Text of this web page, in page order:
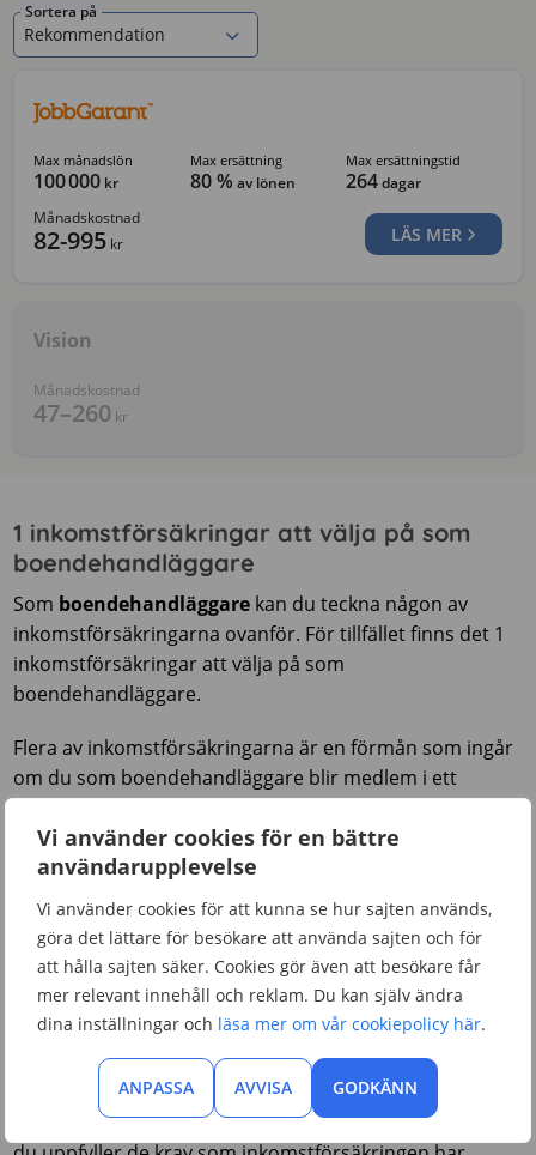
Vi använder cookies för en bättre
användarupplevelse
Vi använder cookies för att kunna se hur sajten används,
göra det lättare för besökare att använda sajten och för
att hålla sajten säker. Cookies gör även att besökare får
mer relevant innehåll och reklam. Du kan själv ändra
dina inställningar och läsa mer om vår cookiepolicy här.
ANPASSA AVVISA GODKÄNN
Sortera på
Rekommendation
Max månadslön
100 000 kr
Max ersättning
80 % av lönen
Max ersättningstid
264dagar
Månadskostnad
82-995 kr LÄS MER
Vision
Månadskostnad
47–260 kr
1 inkomstförsäkringar att välja på som
boendehandläggare
Som boendehandläggare kan du teckna någon av
inkomstförsäkringarna ovanför. För tillfället finns det 1
inkomstförsäkringar att välja på som
boendehandläggare.
Flera av inkomstförsäkringarna är en förmån som ingår
om du som boendehandläggare blir medlem i ett
inkomstförsäkringen ingår även fler förmåner för dig
som boendehandläggare som inte ingår i fristående
inkomstförsäkringar.
Så väljer du rätt inkomstförsäkring som
boendehandläggare
Klicka på en inkomstförsäkring i tabellen för att läsa mer
om vad respektive inkomstförsäkring kan ge dig som
boendehandläggare om du skulle bli arbetslös.
Innan du tecknar en inkomstförsäkring, kontrollera att